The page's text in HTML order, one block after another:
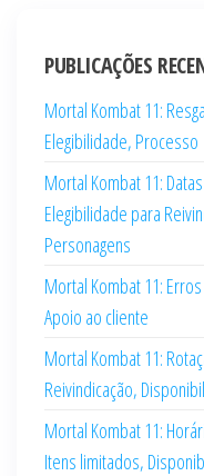
PUBLICAÇÕES
Mortal Kombat 11:
Elegibilidade, Processo
Mortal Kombat 11:
Elegibilidade para
Personagens
Mortal Kombat 11:
Apoio ao cliente
Mortal Kombat 11:
Reivindicação,
Mortal Kombat 11:
Itens limitados,